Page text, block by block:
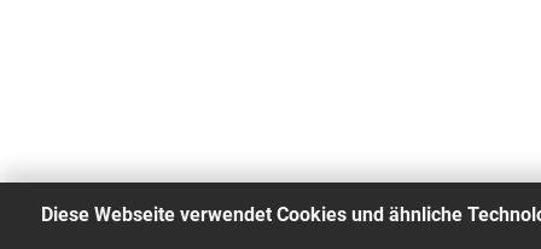
Diese Webseite verwendet Cookies und ähnliche